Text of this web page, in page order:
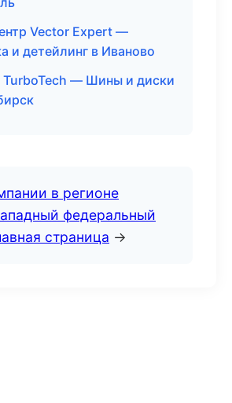
Vector Expert —
и детейлинг в Иваново
TurboTech — Шины и диски
в регионе
федеральный
страница →